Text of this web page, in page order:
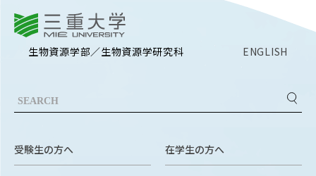
生物資源学部／生物資源学研究科 ENGLISH
受験生の方へ 在学生の方へ